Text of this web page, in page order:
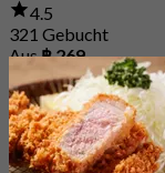
4.5
321 Gebucht
Aus฿ 269